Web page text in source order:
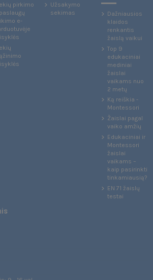
pirkimo
e-
Užsakymo
sekimas
Dažniausios
klaidos
renkantis
žaislą vaikui
Top 9
edukaciniai
mediniai
žaislai
vaikams nuo
2 metų
Ką reiškia -
Montessori
Žaislai pagal
vaiko amžių
Edukaciniai ir
Montessori
žaislai
vaikams –
kaip pasirinkti
tinkamiausią?
EN 71 žaislų
testai